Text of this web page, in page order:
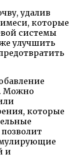
удалив
которые
системы
улучшить
Можно
которые
и